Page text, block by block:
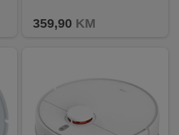
359,90 KM